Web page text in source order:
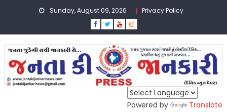
Sunday, August 09, 2026 Privacy Policy
Powered by Translate